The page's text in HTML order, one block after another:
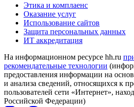
Этика и комплаенс
Оказание услуг
Использование сайтов
Защита персональных данных
ИТ аккредитация
На информационном ресурсе hh.ru
рекомендательные технологии
предоставления информации на
и анализа сведений, относящихся к
пользователей сети «Интернет»,
Российской Федерации)